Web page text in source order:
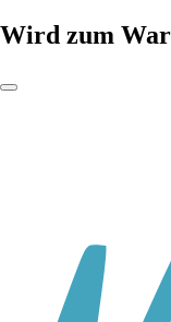
Wird zum